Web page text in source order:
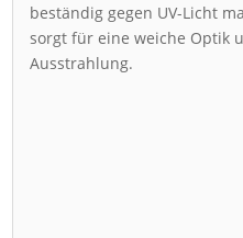
beständig gegen UV-Licht
sorgt für eine weiche Optik
Ausstrahlung.